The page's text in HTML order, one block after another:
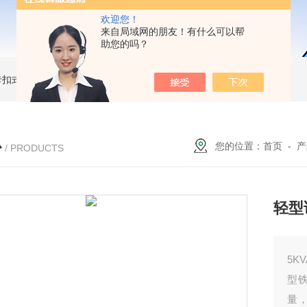
欢迎您！
来自局域网的朋友！有什么可以帮
助您的吗？
式接地棒 JDX-WL圆口螺旋式（猴头式）接地棒 JDX-S双舌式接地棒价格
/ PRODUCTS 您的位置： 首页 -
轻
型
量